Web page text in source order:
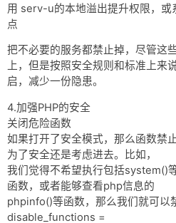
用 serv-u的本地溢出提升权限，或
点
把不必要的服务都禁止掉，尽管这
上，但是按照安全规则和标准上来
启，减少一份隐患。
4.加强PHP的安全
关闭危险函数
如果打开了安全模式，那么函数禁
为了安全还是考虑进去。比如，
我们觉得不希望执行包括system()
函数，或者能够查看php信息的
phpinfo()等函数，那么我们就可以
disable_functions =